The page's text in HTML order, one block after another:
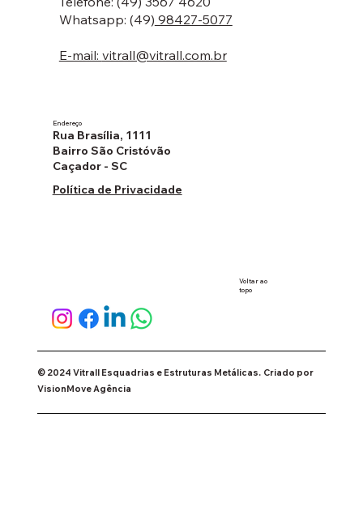
© 2024 Vitrall Esquadrias e Estruturas Metálicas. Criado por
VisionMove Agência
Endereço
Rua Brasília, 1111
Bairro São Cristóvão
Caçador - SC
Política de Privacidade
Whatsapp: (49) 98427-5077
E-mail: vitrall@vitrall.com.br
Voltar ao
topo